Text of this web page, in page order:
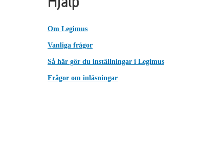
Om Legimus
Vanliga frågor
Så här gör du inställningar i Legimus
Frågor om inläsningar